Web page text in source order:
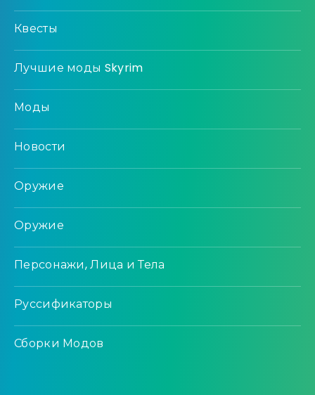
Квесты
Лучшие моды Skyrim
Моды
Новости
Оружие
Оружие
Персонажи, Лица и Тела
Руссификаторы
Сборки Модов